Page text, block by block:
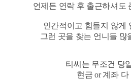
언제든 연락 후 출근하셔도
인간적이고 힘들지 않게
그런 곳을 찾는 언니들 많
티씨는 무조건 당
현금 or 계좌다